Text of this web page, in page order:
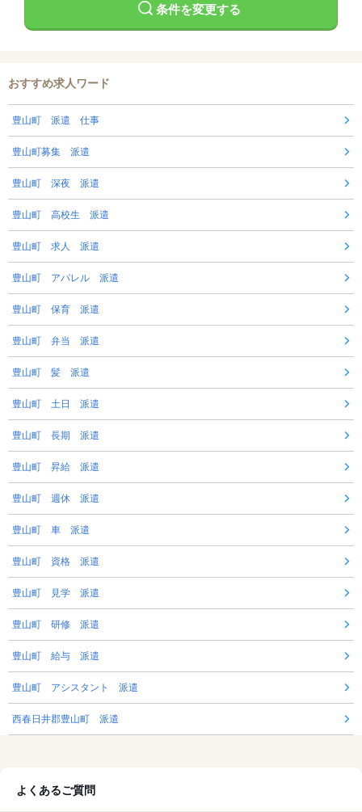
条件を変更する
おすすめ求人ワード
豊山町 派遣 仕事
豊山町募集 派遣
豊山町 深夜 派遣
豊山町 高校生 派遣
豊山町 求人 派遣
豊山町 アパレル 派遣
豊山町 保育 派遣
豊山町 弁当 派遣
豊山町 髪 派遣
豊山町 土日 派遣
豊山町 長期 派遣
豊山町 昇給 派遣
豊山町 週休 派遣
豊山町 車 派遣
豊山町 資格 派遣
豊山町 見学 派遣
豊山町 研修 派遣
豊山町 給与 派遣
豊山町 アシスタント 派遣
西春日井郡豊山町 派遣
よくあるご質問